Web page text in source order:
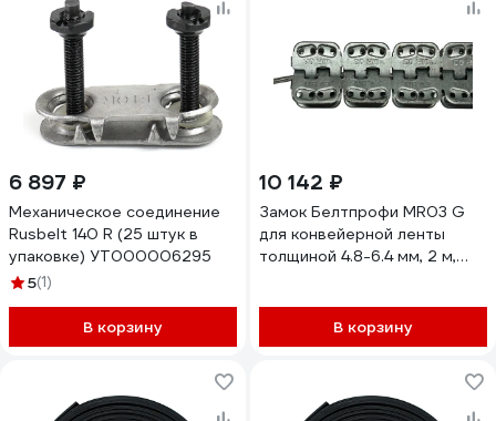
6 897 ₽
Механическое соединение
Rusbelt 140 R (25 штук в
упаковке) УТ000006295
5(1)
В корзину
10 142 ₽
Замок Белтпрофи MR03 G
для конвейерной ленты
толщиной 4.8-6.4 мм, 2 м,
В корзину